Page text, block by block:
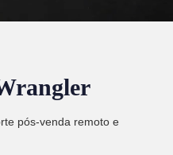
pós-venda remoto e